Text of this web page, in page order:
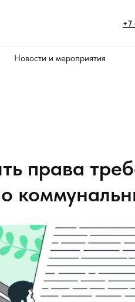
+7
Новости и мероприятия
права